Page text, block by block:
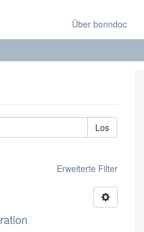
Über bonndoc
Los
Erweiterte Filter